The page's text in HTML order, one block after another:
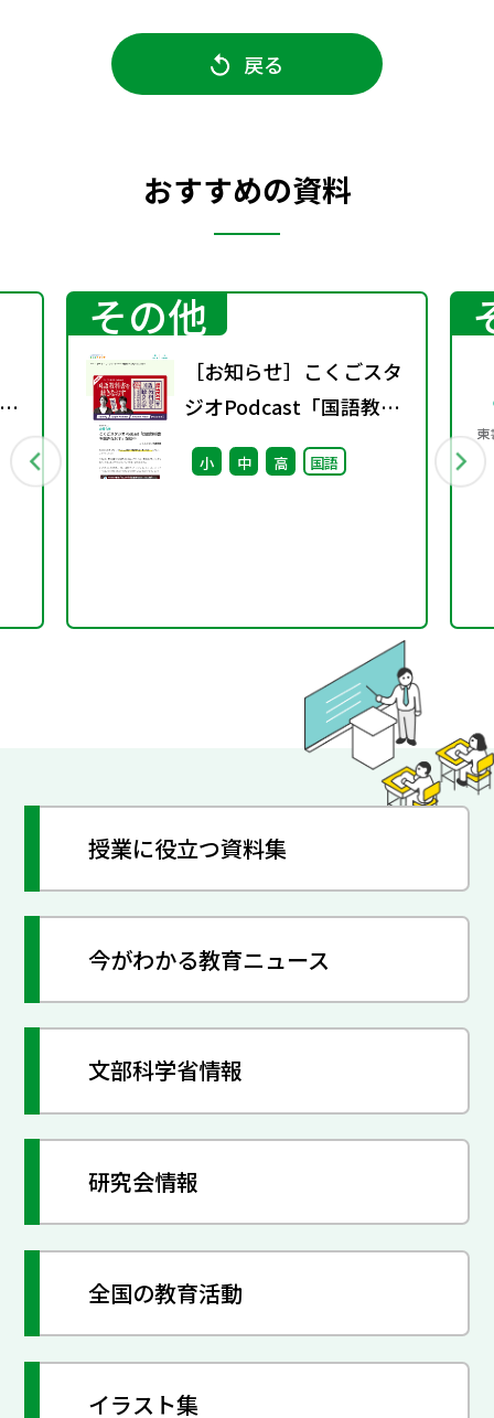
戻る
おすすめの資料
その他
［お知らせ］こくごスタ
ジオPodcast「国語教科
書を聴きなおす」配信中
小 中 高 国語
授業に役立つ資料集
今がわかる教育ニュース
文部科学省情報
研究会情報
全国の教育活動
イラスト集